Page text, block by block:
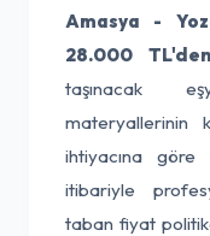
Amasya -
28.000
taşınacak
materyallerinin
ihtiyacına göre
itibariyle
taban fiyat